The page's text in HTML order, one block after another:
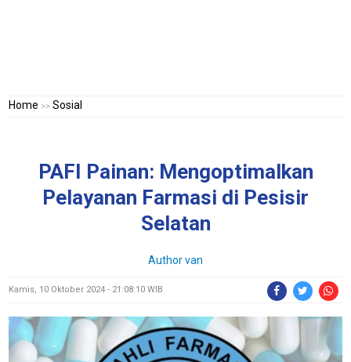
Home >>Sosial
PAFI Painan: Mengoptimalkan
Pelayanan Farmasi di Pesisir
Selatan
Author van
Kamis, 10 Oktober 2024 - 21:08:10 WIB